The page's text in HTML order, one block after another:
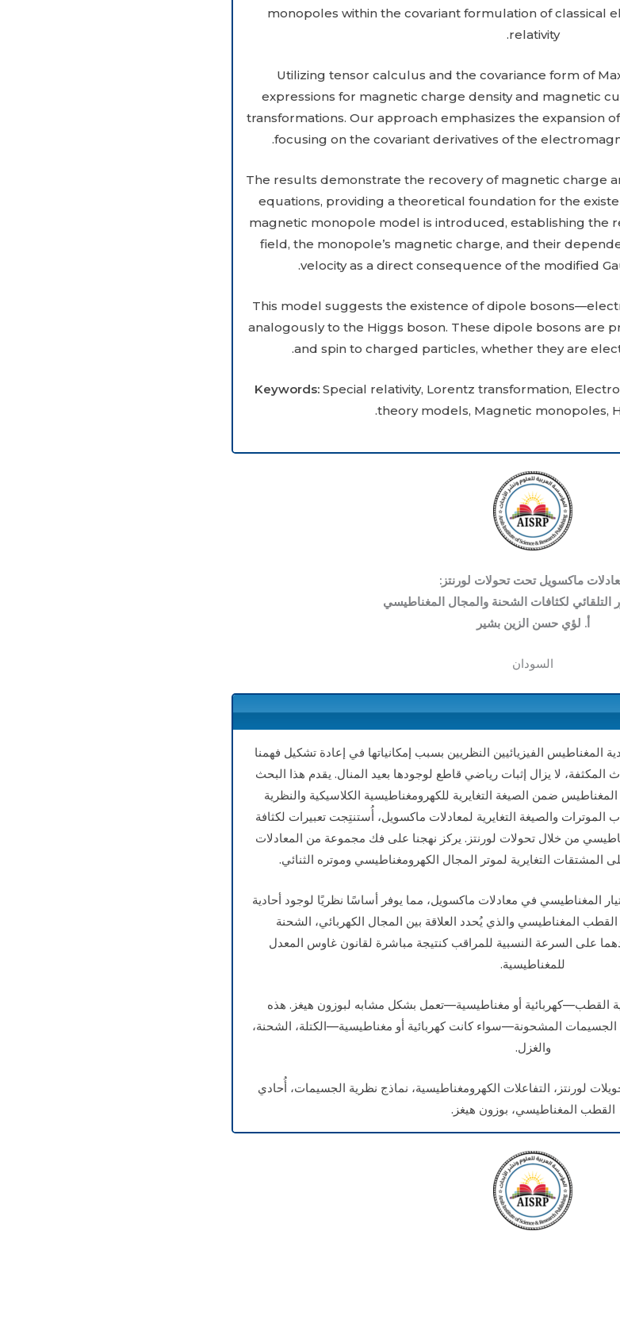
monopoles within the covariant formulation of classical
relativity.
Utilizing tensor calculus and the covariance form of
expressions for magnetic charge density and magnetic
transformations. Our approach emphasizes the expansion
focusing on the covariant derivatives of the
The results demonstrate the recovery of magnetic charge
equations, providing a theoretical foundation for the
magnetic monopole model is introduced, establishing the
field, the monopole’s magnetic charge, and their
velocity as a direct consequence of the modified
This model suggests the existence of dipole
analogously to the Higgs boson. These dipole bosons are
and spin to charged particles, whether they are
Keywords: Special relativity, Lorentz transformation,
theory models, Magnetic monopoles,
ماكسويل تحت تحولات لورنتز:
التلقائي لكثافات الشحنة والمجال المغناطيسي
أ. لؤي حسن الزين بشير
السودان
المغناطيس الفيزيائيين النظريين بسبب إمكانياتها في إعادة تشكيل فهمنا
المكثفة، لا يزال إثبات رياضي قاطع لوجودها بعيد المنال. يقدم هذا البحث
ضمن الصيغة التغايرية للكهرومغناطيسية الكلاسيكية والنظرية
والصيغة التغايرية لمعادلات ماكسويل، أُستنتِجت تعبيرات لكثافة
من خلال تحولات لورنتز. يركز نهجنا على فك مجموعة من المعادلات
المشتقات التغايرية لموتر المجال الكهرومغناطيسي وموتره الثنائي.
المغناطيسي في معادلات ماكسويل، مما يوفر أساسًا نظريًا لوجود أحادية
المغناطيسي والذي يُحدد العلاقة بين المجال الكهربائي، الشحنة
على السرعة النسبية للمراقب كنتيجة مباشرة لقانون غاوس المعدل
للمغناطيسية.
القطب—كهربائية أو مغناطيسية—تعمل بشكل مشابه لبوزون هيغز. هذه
الجسيمات المشحونة—سواء كانت كهربائية أو مغناطيسية—الكتلة، الشحنة،
والغزل.
لورنتز، التفاعلات الكهرومغناطيسية، نماذج نظرية الجسيمات، أُحادي
القطب المغناطيسي، بوزون هيغز.